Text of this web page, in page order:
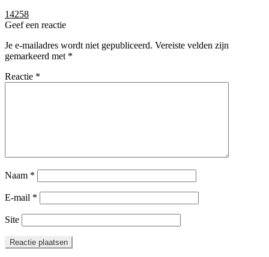
Bericht
navigatie
Vorig
bericht:
14258
Geef een reactie
Je e-mailadres wordt niet gepubliceerd. Vereiste velden zijn
gemarkeerd met *
Reactie *
Naam *
E-mail *
Site